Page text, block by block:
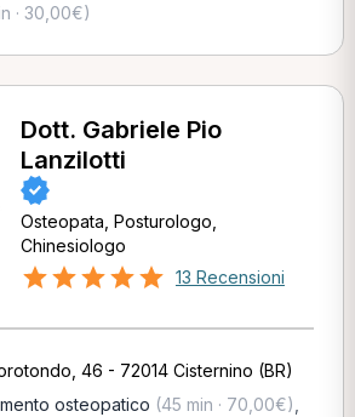
· 30,00€)
Dott. Gabriele Pio
Lanzilotti
Osteopata, Posturologo,
Chinesiologo
13 Recensioni
46 - 72014 Cisternino (BR)
osteopatico (45 min · 70,00€)